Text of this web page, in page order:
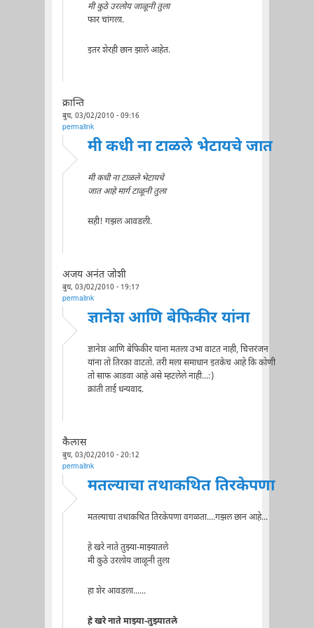
मी कुठे उरलोय जाळूनी तुला
फार चांगला.
इतर शेरही छान झाले आहेत.
क्रान्ति
बुध, 03/02/2010 - 09:16
permalink
मी कधी ना टाळले भेटायचे जात
मी कधी ना टाळले भेटायचे
जात आहे मार्ग टाळूनी तुला
सही! गझल आवडली.
अजय अनंत जोशी
बुध, 03/02/2010 - 19:17
permalink
ज्ञानेश आणि बेफिकीर यांना
ज्ञानेश आणि बेफिकीर यांना मतला उभा वाटत नाही, चित्तरंजन
यांना तो तिरका वाटतो. तरी मला समाधान इतकेच आहे कि कोणी
तो साफ आडवा आहे असे म्हटलेले नाही...:)
क्रांती ताई धन्यवाद.
कैलास
बुध, 03/02/2010 - 20:12
permalink
मतल्याचा तथाकथित तिरकेपणा
मतल्याचा तथाकथित तिरकेपणा वगळता....गझल छान आहे...
हे खरे नाते तुझ्या-माझ्यातले
मी कुठे उरलोय जाळूनी तुला
हा शेर आवडला......
हे खरे नाते माझ्या-तुझ्यातले